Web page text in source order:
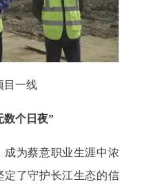
目一线
数个日夜”
为蔡意职业生涯中浓
定了守护长江生态的信